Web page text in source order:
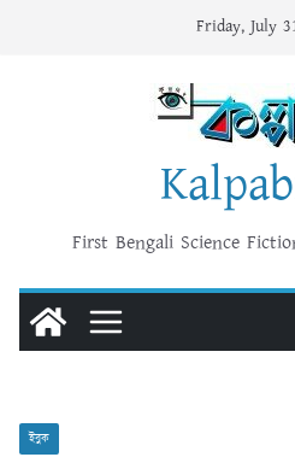
Friday, July
First Bengali Science
ইবুক